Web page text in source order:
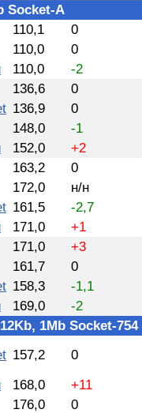
Socket-A
110,1
0
110,0
0
110,0
-2
136,6
0
136,9
0
148,0
-1
152,0
+2
163,2
0
172,0
н/н
161,5
-2,7
171,0
+1
171,0
+3
161,7
0
158,3
-1,1
169,0
-2
1Mb Socket-754
157,2
0
168,0
+11
176,0
0